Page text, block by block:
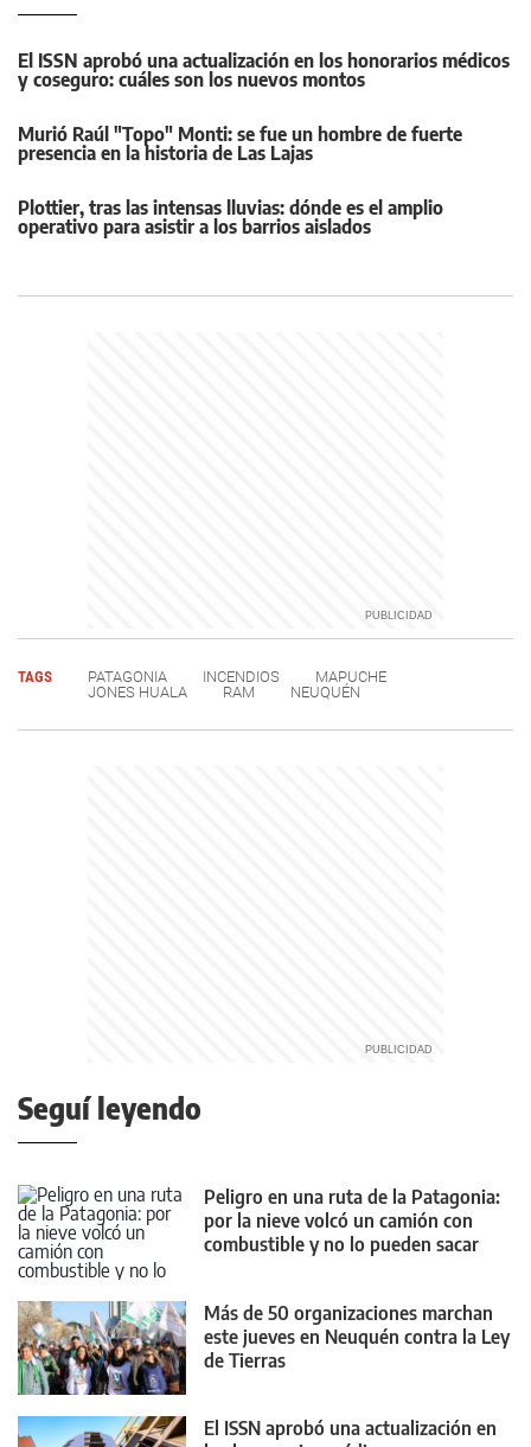
El ISSN aprobó una actualización en los honorarios médicos
y coseguro: cuáles son los nuevos montos
Murió Raúl "Topo" Monti: se fue un hombre de fuerte
presencia en la historia de Las Lajas
Plottier, tras las intensas lluvias: dónde es el amplio
operativo para asistir a los barrios aislados
TAGS PATAGONIA INCENDIOS
MAPUCHE
JONES HUALA
RAM NEUQUÉN
Seguí leyendo
Peligro en una ruta de la Patagonia:
por la nieve volcó un camión con
combustible y no lo pueden sacar
Más de 50 organizaciones marchan
este jueves en Neuquén contra la Ley
de Tierras
El ISSN aprobó una actualización en